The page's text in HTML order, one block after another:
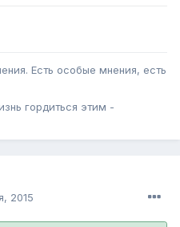
Есть особые мнения, есть
гордиться этим -
2015